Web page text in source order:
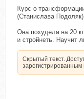
Курс о
(Станислава Подоляк)
Она похудела на 20
и стройнеть. Научит
Скрытый текст.
зарегистрированным